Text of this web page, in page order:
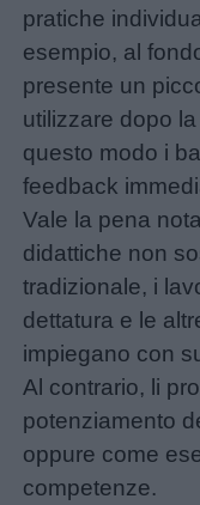
pratiche
esempio, al
presente un
utilizzare dopo
questo modo i
feedback
Vale la pena
didattiche non
tradizionale, i
dettatura e le
impiegano con
Al contrario, li
potenziamento
oppure come
competenze.